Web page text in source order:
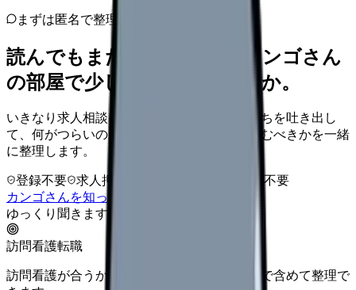
まずは匿名で整理
読んでもまだ苦しいなら、カンゴさん
の部屋で少し話してみませんか。
いきなり求人相談には進みません。今の気持ちを吐き出し
て、何がつらいのか、辞めるべきか、少し休むべきかを一緒
に整理します。
登録不要 求人押し売りなし
病院名は入力不要
カンゴさんを知ってから相談する
ゆっくり聞きます
訪問看護転職
訪問看護が合うか、オンコール・教育体制まで含めて整理で